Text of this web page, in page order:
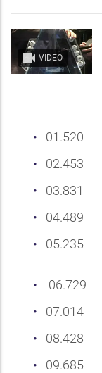
VIDEO
01.520
02.453
03.831
04.489
05.235
06.729
07.014
08.428
09.685